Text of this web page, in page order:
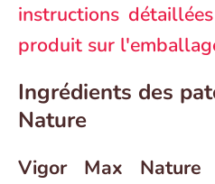
instructions
produit sur
Ingrédients des
Nature
Vigor Max